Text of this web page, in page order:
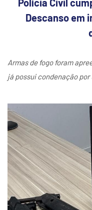
Polícia Civil
Descanso em
Armas de fogo foram
já possui condenação